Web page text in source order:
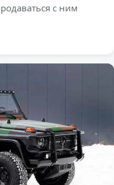
с ним